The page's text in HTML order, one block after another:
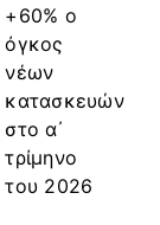
+60% ο
όγκος
νέων
κατασκευών
στο α΄
τρίμηνο
του 2026